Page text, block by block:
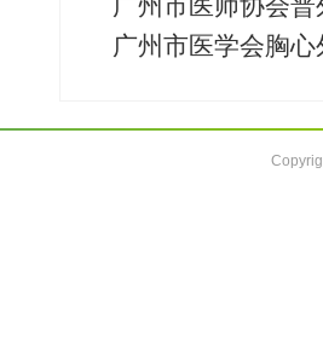
广州市医学会胸